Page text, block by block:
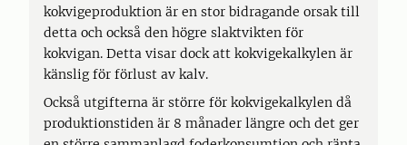
kokvigeproduktion är en stor bidragande orsak till
detta och också den högre slaktvikten för
kokvigan. Detta visar dock att kokvigekalkylen är
känslig för förlust av kalv.
Också utgifterna är större för kokvigekalkylen då
produktionstiden är 8 månader längre och det ger